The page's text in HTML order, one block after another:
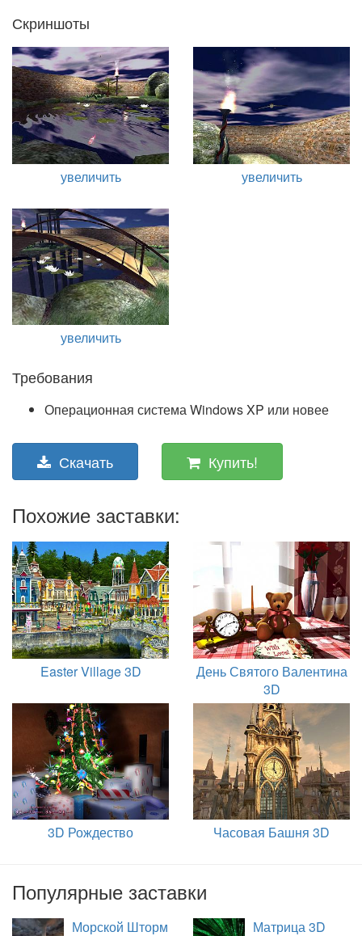
Скриншоты
увеличить увеличить
увеличить
Требования
Операционная система Windows XP или новее
Скачать Купить!
Похожие заставки:
Easter Village 3D
День Святого Валентина
3D
3D Рождество Часовая Башня 3D
Популярные заставки
Морской Шторм
Матрица 3D